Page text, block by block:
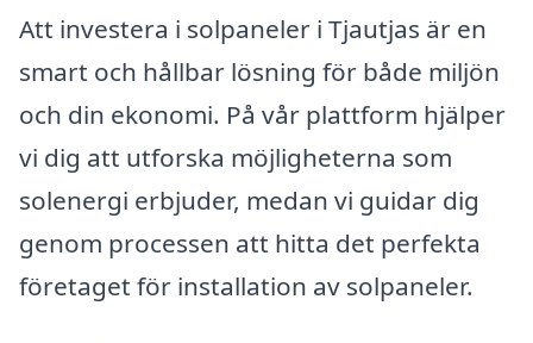
Att investera i solpaneler i Tjautjas är en
smart och hållbar lösning för både miljön
och din ekonomi. På vår plattform hjälper
vi dig att utforska möjligheterna som
solenergi erbjuder, medan vi guidar dig
genom processen att hitta det perfekta
företaget för installation av solpaneler.